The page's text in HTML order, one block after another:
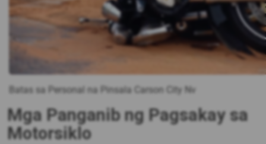
​Batas sa Personal na Pinsala Carson City Nv
Mga Panganib ng Pagsakay sa
Motorsiklo